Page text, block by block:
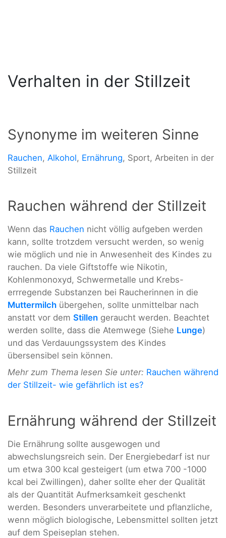
Verhalten in der Stillzeit
Synonyme im weiteren Sinne
Rauchen, Alkohol, Ernährung, Sport, Arbeiten in der
Stillzeit
Rauchen während der Stillzeit
Wenn das Rauchen nicht völlig aufgeben werden
kann, sollte trotzdem versucht werden, so wenig
wie möglich und nie in Anwesenheit des Kindes zu
rauchen. Da viele Giftstoffe wie Nikotin,
Kohlenmonoxyd, Schwermetalle und Krebs-
errregende Substanzen bei Raucherinnen in die
Muttermilch übergehen, sollte unmittelbar nach
anstatt vor dem Stillen geraucht werden. Beachtet
werden sollte, dass die Atemwege (Siehe Lunge)
und das Verdauungssystem des Kindes
übersensibel sein können.
Mehr zum Thema lesen Sie unter: Rauchen während
der Stillzeit- wie gefährlich ist es?
Ernährung während der Stillzeit
Die Ernährung sollte ausgewogen und
abwechslungsreich sein. Der Energiebedarf ist nur
um etwa 300 kcal gesteigert (um etwa 700 -1000
kcal bei Zwillingen), daher sollte eher der Qualität
als der Quantität Aufmerksamkeit geschenkt
werden. Besonders unverarbeitete und pflanzliche,
wenn möglich biologische, Lebensmittel sollten jetzt
auf dem Speiseplan stehen.